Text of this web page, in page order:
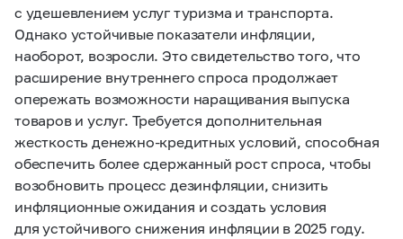
с удешевлением услуг туризма и транспорта.
Однако устойчивые показатели инфляции,
наоборот, возросли. Это свидетельство того, что
расширение внутреннего спроса продолжает
опережать возможности наращивания выпуска
товаров и услуг. Требуется дополнительная
жесткость денежно-кредитных условий, способная
обеспечить более сдержанный рост спроса, чтобы
возобновить процесс дезинфляции, снизить
инфляционные ожидания и создать условия
для устойчивого снижения инфляции в 2025 году.